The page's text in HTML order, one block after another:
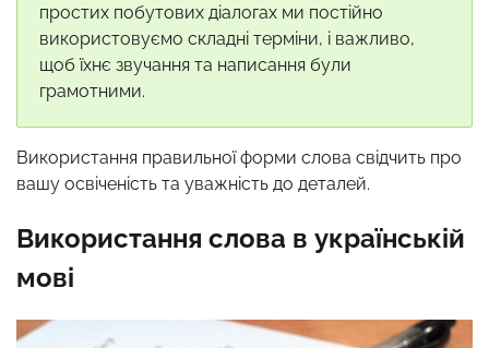
простих побутових діалогах ми постійно
використовуємо складні терміни, і важливо,
щоб їхнє звучання та написання були
грамотними.
Використання правильної форми слова свідчить про
вашу освіченість та уважність до деталей.
Використання слова в українській
мові